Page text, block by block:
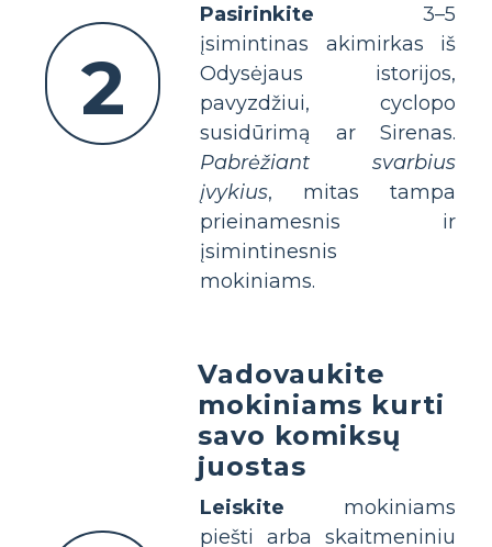
2
Pasirinkite 3–5
įsimintinas akimirkas iš
Odysėjaus istorijos,
pavyzdžiui, cyclopo
susidūrimą ar Sirenas.
Pabrėžiant svarbius
įvykius, mitas tampa
prieinamesnis ir
įsimintinesnis
mokiniams.
Vadovaukite
mokiniams kurti
savo komiksų
juostas
Leiskite mokiniams
piešti arba skaitmeniniu